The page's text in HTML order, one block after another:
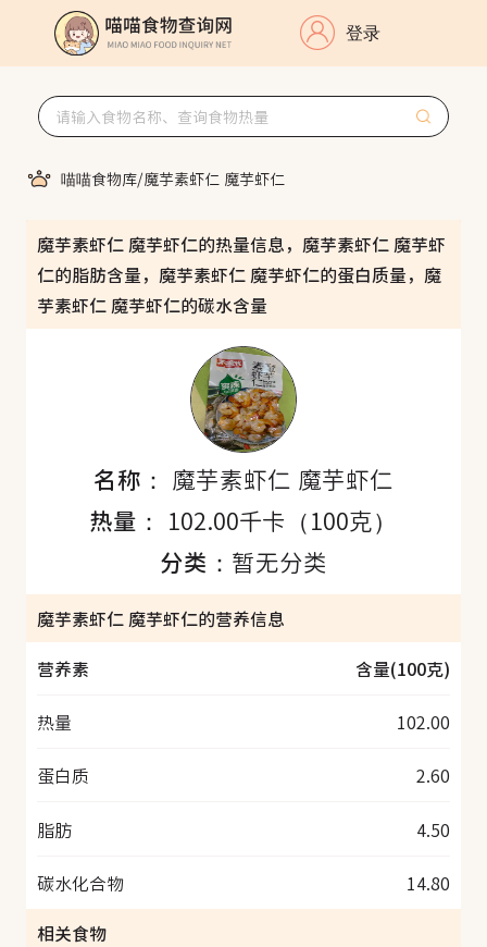
登录
喵喵食物库/魔芋素虾仁 魔芋虾仁
魔芋素虾仁 魔芋虾仁的热量信息，魔芋素虾仁 魔芋虾
仁的脂肪含量，魔芋素虾仁 魔芋虾仁的蛋白质量，魔
芋素虾仁 魔芋虾仁的碳水含量
名称： 魔芋素虾仁 魔芋虾仁
热量： 102.00千卡（100克）
分类： 暂无分类
魔芋素虾仁 魔芋虾仁的营养信息
营养素
含量(100克)
热量 102.00
蛋白质 2.60
脂肪 4.50
碳水化合物
14.80
相关食物